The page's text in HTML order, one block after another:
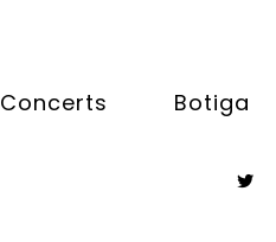
Concerts Botiga